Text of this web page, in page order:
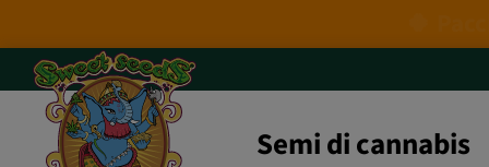
Semi di cannabis